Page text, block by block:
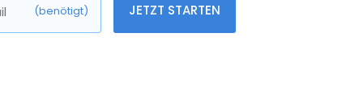
(benötigt) JETZT STARTEN